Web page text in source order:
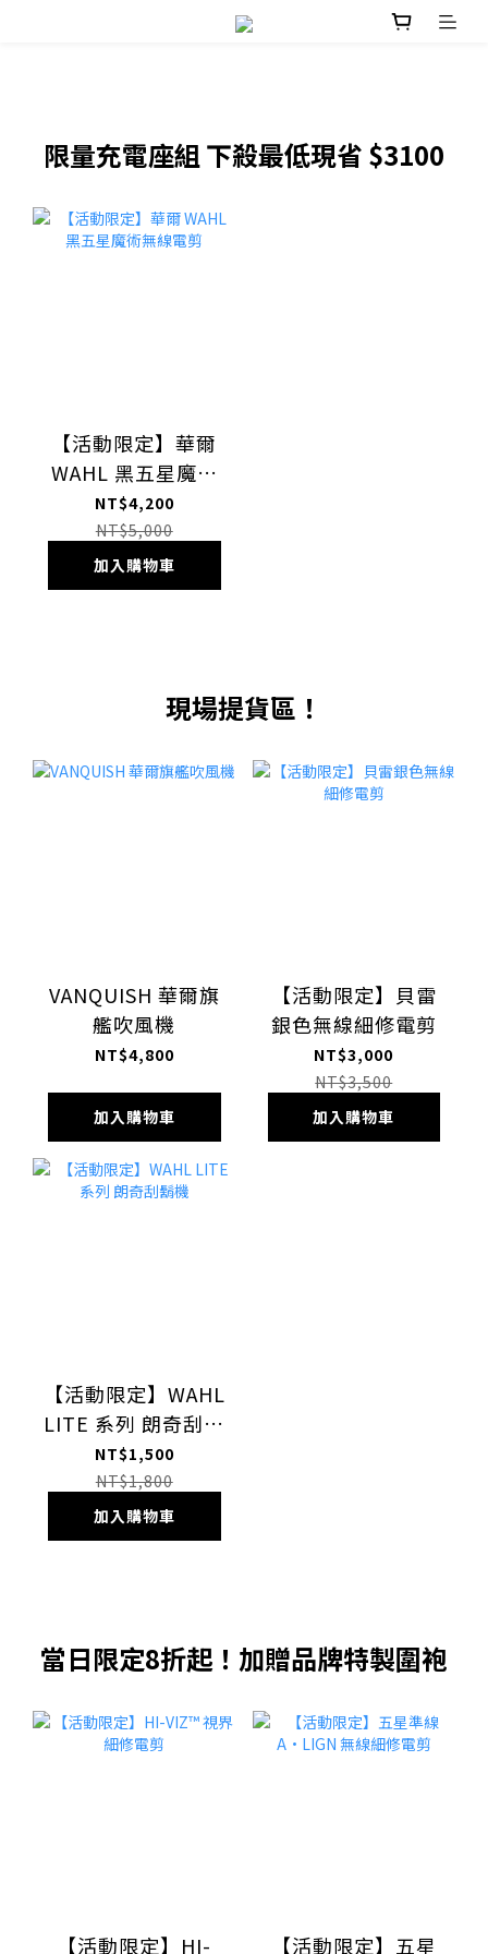
限量充電座組 下殺最低現省 $3100
【活動限定】華爾
WAHL 黑五星魔術
無線電剪
NT$4,200
NT$5,000
加入購物車
現場提貨區！
VANQUISH 華爾旗
艦吹風機
NT$4,800
加入購物車
【活動限定】貝雷
銀色無線細修電剪
NT$3,000
NT$3,500
加入購物車
【活動限定】WAHL
LITE 系列 朗奇刮鬍
機
NT$1,500
NT$1,800
加入購物車
當日限定8折起！加贈品牌特製圍袍
【活動限定】HI- 【活動限定】五星